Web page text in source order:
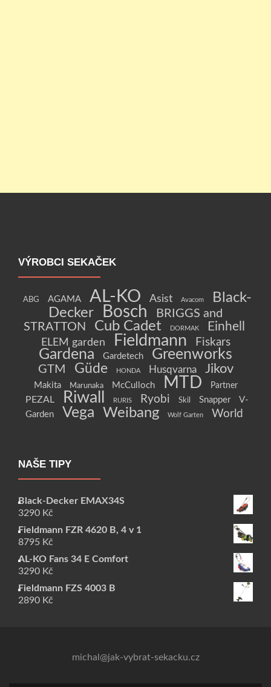
VÝROBCI SEKAČEK
ABG AGAMA AL-KO Asist Avacom
Black-
Decker
Bosch
BRIGGS and
STRATTON
Cub Cadet DORMAK Einhell
ELEM garden Fieldmann Fiskars
Gardena Gardetech Greenworks
GTM Güde HONDA Husqvarna Jikov
Makita Marunaka McCulloch MTD Partner
PEZAL Riwall RURIS Ryobi Skil Snapper
V-
Garden
Vega Weibang Wolf Garten World
NAŠE TIPY
Black-Decker EMAX34S
3290 Kč
Fieldmann FZR 4620 B, 4 v 1
8795 Kč
AL-KO Fans 34 E Comfort
3290 Kč
Fieldmann FZS 4003 B
2890 Kč
michal@jak-vybrat-sekacku.cz